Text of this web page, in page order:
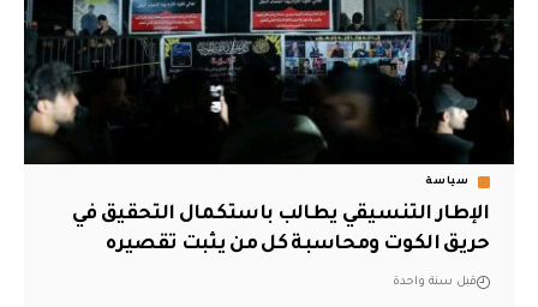
سياسة
الإطار التنسيقي يطالب باستكمال التحقيق في
حريق الكوت ومحاسبة كل من يثبت تقصيره
قبل سنة واحدة